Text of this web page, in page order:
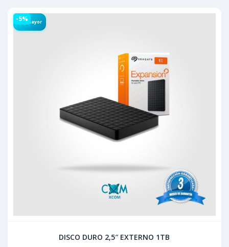
Por Mayor
-5%
DISCO DURO 2,5″ EXTERNO 1TB